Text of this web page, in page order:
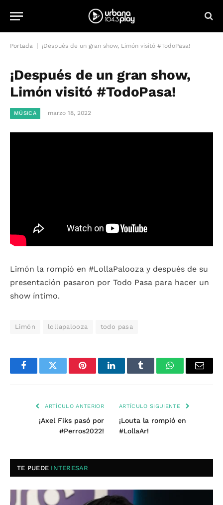
Portada ¡Después de un gran show, Limón visitó #TodoPasa!
¡Después de un gran show,
Limón visitó #TodoPasa!
MÚSICA marzo 18, 2022
Limón la rompió en #LollaPalooza y después de su
presentación pasaron por Todo Pasa para hacer un
show íntimo.
Limón lollapalooza todo pasa
FacebookTwitter PinterestLinkedInTumblr WhatsAppEmail
ARTÍCULO ANTERIOR
¡Axel Fiks pasó por
#Perros2022!
ARTÍCULO SIGUIENTE
¡Louta la rompió en
#LollaAr!
TE PUEDE INTERESAR